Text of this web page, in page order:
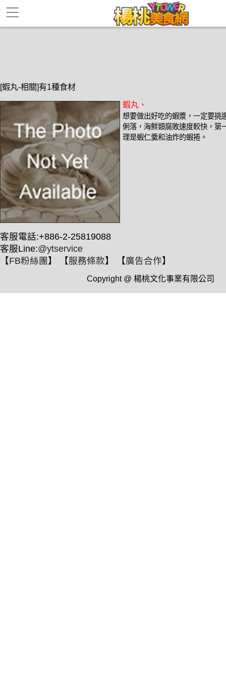
[蝦丸-相關]有1種食材
蝦丸、
想要做出好吃的蝦漿，一定要挑
俐落，海鮮類腐敗速度較快，第
理是蝦仁羹和油炸的蝦捲。
客服電話:+886-2-25819088
客服Line:@ytservice
【FB粉絲團 】 【服務條款】 【廣告合作】
Copyright @ 楊桃文化事業有限公司